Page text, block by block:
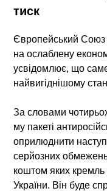
тиск
Європейський Союз
на ослаблену
усвідомлює, що
найвигіднішому
За словами
му пакеті
оприлюднити
серйозних
коштом яких кремль
України. Він буде